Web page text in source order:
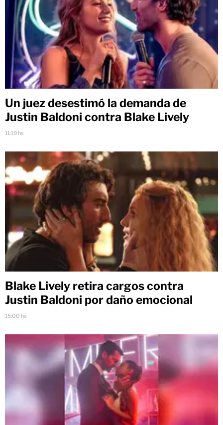
Un juez desestimó la demanda de
Justin Baldoni contra Blake Lively
11:19 hs
Blake Lively retira cargos contra
Justin Baldoni por daño emocional
15:00 hs